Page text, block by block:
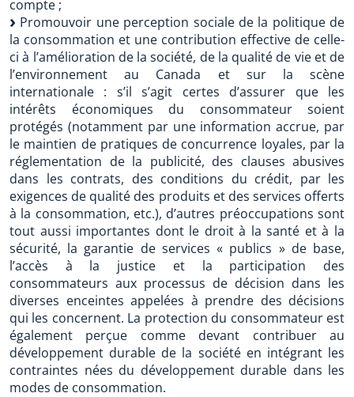
compte ;
Promouvoir une perception sociale de la politique de
la consommation et une contribution effective de celle-
ci à l’amélioration de la société, de la qualité de vie et de
l’environnement au Canada et sur la scène
internationale : s’il s’agit certes d’assurer que les
intérêts économiques du consommateur soient
protégés (notamment par une information accrue, par
le maintien de pratiques de concurrence loyales, par la
réglementation de la publicité, des clauses abusives
dans les contrats, des conditions du crédit, par les
exigences de qualité des produits et des services offerts
à la consommation, etc.), d’autres préoccupations sont
tout aussi importantes dont le droit à la santé et à la
sécurité, la garantie de services « publics » de base,
l’accès à la justice et la participation des
consommateurs aux processus de décision dans les
diverses enceintes appelées à prendre des décisions
qui les concernent. La protection du consommateur est
également perçue comme devant contribuer au
développement durable de la société en intégrant les
contraintes nées du développement durable dans les
modes de consommation.